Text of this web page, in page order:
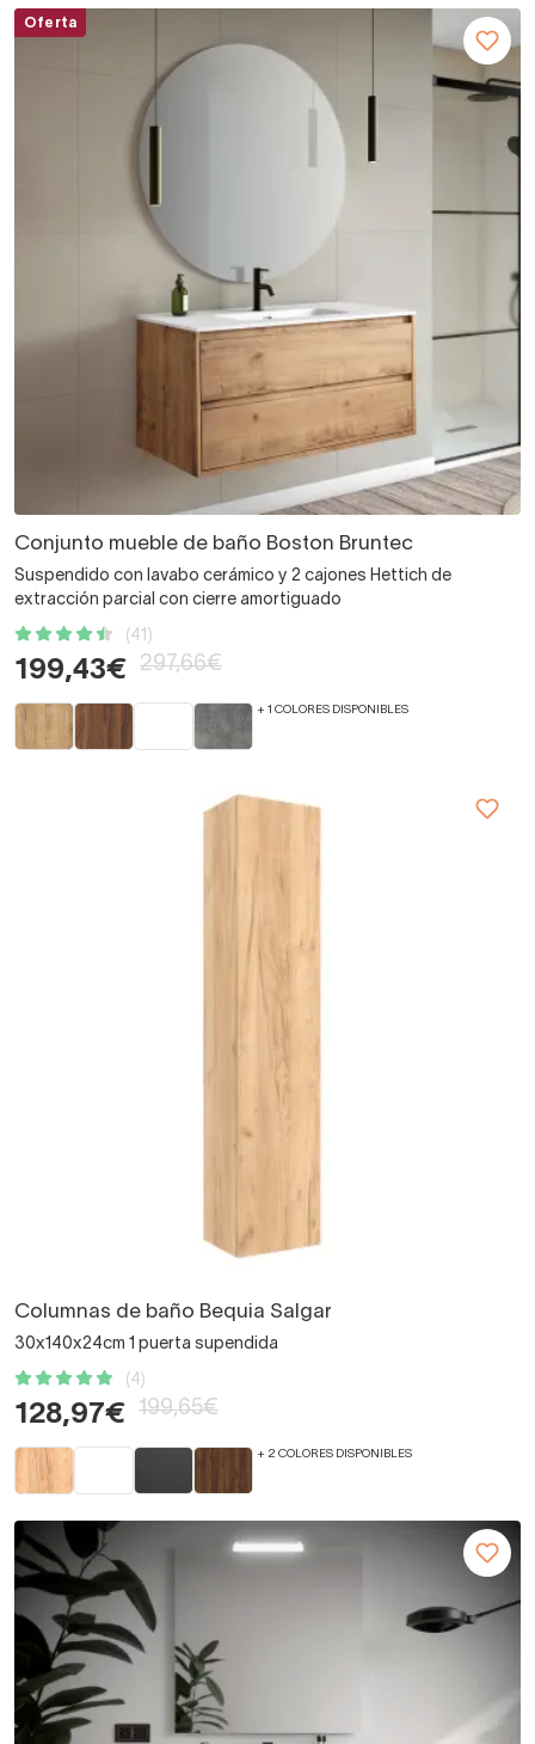
Oferta
Conjunto mueble de baño Boston Bruntec
Suspendido con lavabo cerámico y 2 cajones Hettich de
extracción parcial con cierre amortiguado
(41)
199,43€ 297,66€
+ 1 COLORES DISPONIBLES
Columnas de baño Bequia Salgar
30x140x24cm 1 puerta supendida
(4)
128,97€ 199,65€
+ 2 COLORES DISPONIBLES